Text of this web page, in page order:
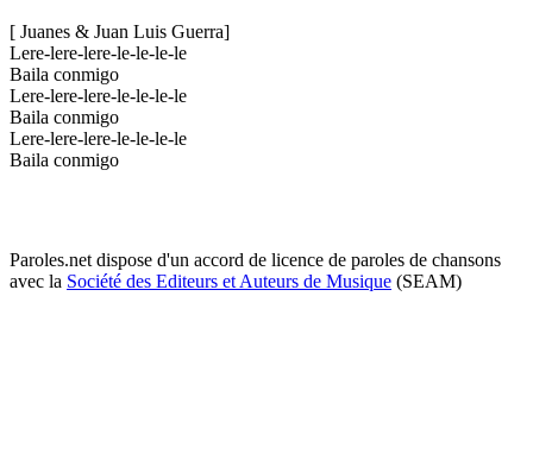
[ Juanes & Juan Luis Guerra]
Lere-lere-lere-le-le-le-le
Baila conmigo
Lere-lere-lere-le-le-le-le
Baila conmigo
Lere-lere-lere-le-le-le-le
Baila conmigo
Paroles.net dispose d'un accord de licence de paroles de chansons
avec la Société des Editeurs et Auteurs de Musique (SEAM)